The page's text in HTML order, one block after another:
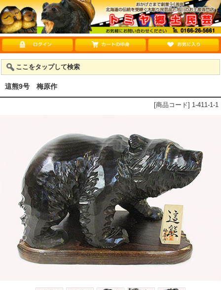
ここをタップして検索
這熊9号 梅原作
[商品コード] 1-411-1-1